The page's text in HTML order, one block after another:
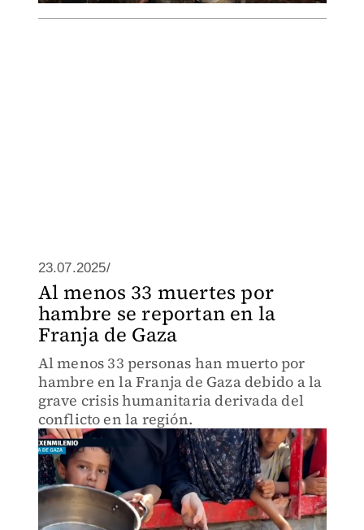
23.07.2025/
Al menos 33 muertes por
hambre se reportan en la
Franja de Gaza
Al menos 33 personas han muerto por
hambre en la Franja de Gaza debido a la
grave crisis humanitaria derivada del
conflicto en la región.